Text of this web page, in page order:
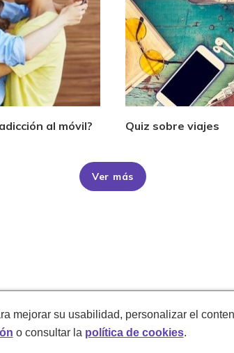
al móvil? Quiz sobre viajes
Ver más
mejorar su usabilidad, personalizar el
o consultar la política de cookies.